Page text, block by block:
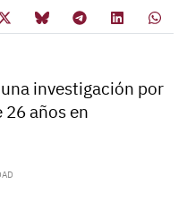
investigación por
26 años en